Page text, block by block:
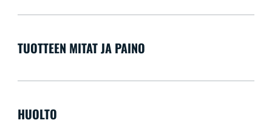
TUOTTEEN MITAT JA PAINO
HUOLTO